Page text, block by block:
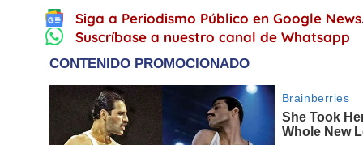
Siga a Periodismo Público en Google
Suscríbase a nuestro canal de Whatsapp